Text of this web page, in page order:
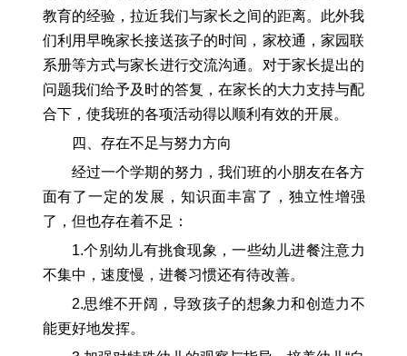
教育的经验，拉近我们与家长之间的距离。此外我
们利用早晚家长接送孩子的时间，家校通，家园联
系册等方式与家长进行交流沟通。对于家长提出的
问题我们给予及时的答复，在家长的大力支持与配
合下，使我班的各项活动得以顺利有效的开展。
四、存在不足与努力方向
经过一个学期的努力，我们班的小朋友在各方
面有了一定的发展，知识面丰富了，独立性增强
了，但也存在着不足：
1.个别幼儿有挑食现象，一些幼儿进餐注意力
不集中，速度慢，进餐习惯还有待改善。
2.思维不开阔，导致孩子的想象力和创造力不
能更好地发挥。